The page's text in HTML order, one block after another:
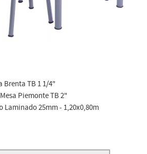
Brenta TB 1 1/4"
Piemonte TB 2"
Laminado 25mm - 1,20x0,80m